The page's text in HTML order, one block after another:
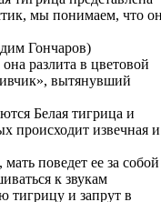
мы понимаем, что
Гончаров)
разлита в цветовой
вытянувший
Белая тигрица и
происходит извечная и
поведет ее за собой
к звукам
тигрицу и запрут в